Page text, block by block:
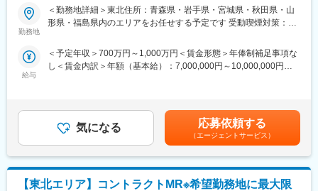
縄行っています。
できる制度があります。社員と社員のご家族が安心し、仕事もプ
ライベートも充実して活躍できるよう、福利厚生制度を整備して
ラスの借り上げ社宅制度や単身赴任のサポート制度を導入し、そ
の利用率も高水準となっています。
■社内認定資格制度
製薬企業での開発パイプラインの変化にともない、当社において
はオンコロジーをはじめスペシャリティ領域のプロジェクトが増
加しています。またスペシャリティ領域については社員の関心も
【はじめに】
～50代まで幅広く活躍しており、長期就業も叶う環境です。
医師、薬剤師に課題解決するための医薬品情報を提供、副作用情
報を収集を行っていただきます。
《具体的には...》
■新薬のプロモーション
■長期収載品の市場拡大
勤務地
＜勤務地詳細＞東北住所：青森県・岩手県・宮城県・秋田県・山
形県・福島県内のエリアをお任せする予定です 受動喫煙対策：屋
む）
給与
＜予定年収＞700万円～1,000万円＜賃金形態＞年俸制補足事項な
し＜賃金内訳＞年額（基本給）：7,000,000円～10,000,000円＜
年間最大40万円※ただし支給条件有。賃金はあくまでも目安の金
額であり、選考を通じて上下する可能性があります。月給(月額)は
固定手当を含めた表記です。
気になる 応募依頼する
（エージェントサービス）
【東北エリア】コントラクトMR※希望勤務地に最大限